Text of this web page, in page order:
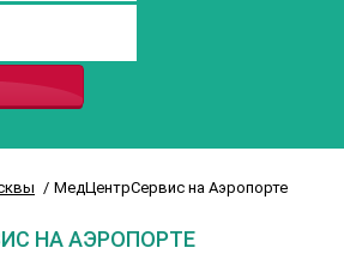
МедЦентрСервис на Аэропорте
НА АЭРОПОРТЕ